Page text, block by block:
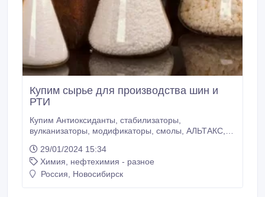
Купим сырье для производства шин и
РТИ
Купим Антиоксиданты, стабилизаторы,
вулканизаторы, модификаторы, смолы, АЛЬТАКС,
СУЛЬФЕНАМИД, МЕТИЛЦИМАТ, ЦИНКАПТ,
САНТОГАРД, ДИТИОДИМОРФОЛИН, АЦЕТОАНИЛ,
ДИАФЕН, САНТОФЛЕКС, СТЕАРИНОВАЯ КИСЛОТА,
29/01/2024 15:34
Химия, нефтехимия - разное
Россия, Новосибирск